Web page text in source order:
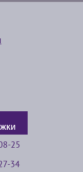
25
34